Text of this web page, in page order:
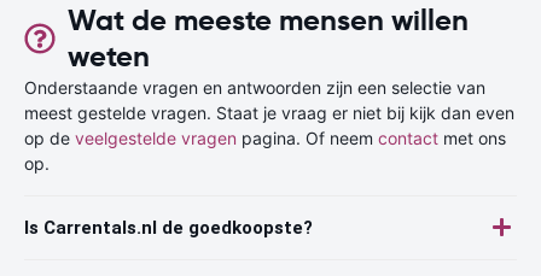
Wat de meeste mensen willen
weten
Onderstaande vragen en antwoorden zijn een selectie van
meest gestelde vragen. Staat je vraag er niet bij kijk dan even
op de veelgestelde vragen pagina. Of neem contact met ons
op.
Is Carrentals.nl de goedkoopste?